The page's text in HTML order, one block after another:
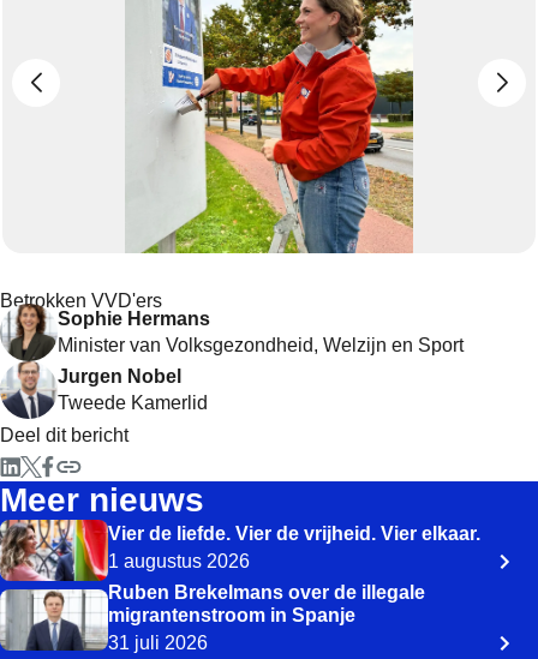
Betrokken VVD'ers
Sophie Hermans
Minister van Volksgezondheid, Welzijn en Sport
Jurgen Nobel
Tweede Kamerlid
Deel dit bericht
Meer nieuws
Vier de liefde. Vier de vrijheid. Vier elkaar.
1 augustus 2026
Ruben Brekelmans over de illegale
migrantenstroom in Spanje
31 juli 2026